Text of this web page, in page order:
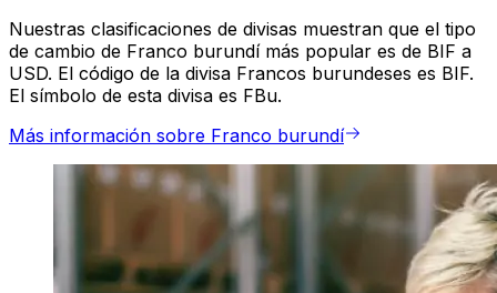
Nuestras clasificaciones de divisas muestran que el tipo
de cambio de Franco burundí más popular es de BIF a
USD. El código de la divisa Francos burundeses es BIF.
El símbolo de esta divisa es FBu.
Más información sobre Franco burundí